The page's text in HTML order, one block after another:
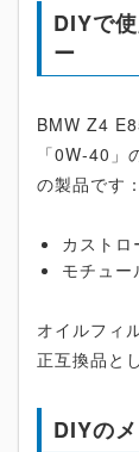
DIYで
ー
BMW Z4
「0W-40」
の製品です：
カスト
モチュ
オイルフィ
正互換品と
DIYの